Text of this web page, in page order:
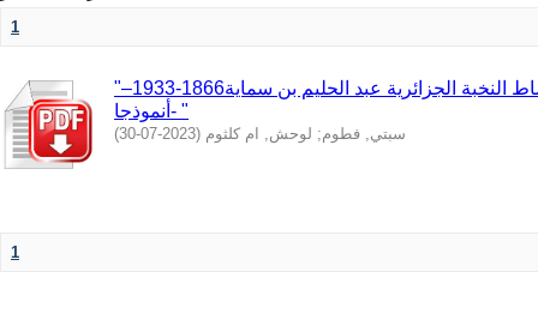
1
"مظاهر المقاومة الثقافية في نشاط النخبة الجزائرية عبد الحليم بن سماية1866-1933–
أنموذجا- "
سبتي, فطوم; لوحش, ام كلثوم (
2023-07-30
)
1